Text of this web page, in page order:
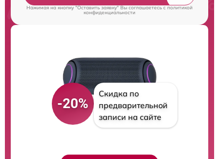
Нажимая на кнопку "Оставить заявку" Вы соглашаетесь cполитикой
конфиденциальности
-20%
Скидка по
предварительной
записи на сайте